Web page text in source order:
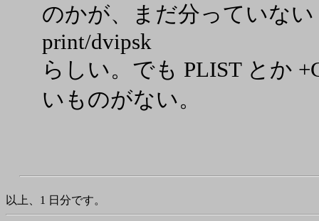
のかが、まだ分っていな
print/dvipsk
らしい。でも PLIST とか
いものがない。
以上、1 日分です。